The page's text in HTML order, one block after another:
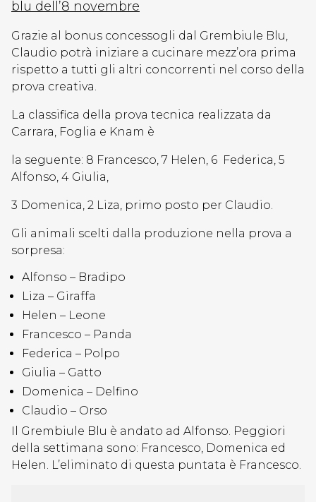
blu dell’8 novembre
Grazie al bonus concessogli dal Grembiule Blu,
Claudio potrà iniziare a cucinare mezz’ora prima
rispetto a tutti gli altri concorrenti nel corso della
prova creativa.
La classifica della prova tecnica realizzata da
Carrara, Foglia e Knam è
la seguente: 8 Francesco, 7 Helen, 6 Federica, 5
Alfonso, 4 Giulia,
3 Domenica, 2 Liza, primo posto per Claudio.
Gli animali scelti dalla produzione nella prova a
sorpresa:
Alfonso – Bradipo
Liza – Giraffa
Helen – Leone
Francesco – Panda
Federica – Polpo
Giulia – Gatto
Domenica – Delfino
Claudio – Orso
Il Grembiule Blu è andato ad Alfonso. Peggiori
della settimana sono: Francesco, Domenica ed
Helen. L’eliminato di questa puntata è Francesco.